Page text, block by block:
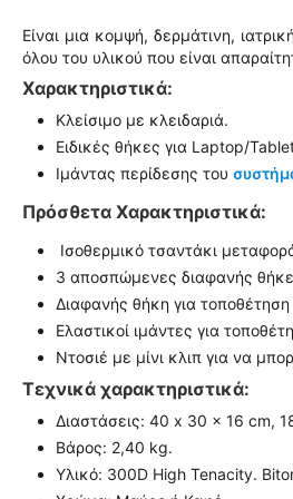
Είναι μια κομψή, δερμάτινη,
όλου του υλικού που είναι
Χαρακτηριστικά:
Κλείσιμο με κλειδαριά.
Ειδικές θήκες για Laptop/
Ιμάντας περίδεσης του
Πρόσθετα Χαρακτηριστικά:
Ισοθερμικό τσαντάκι
3 αποσπώμενες διαφανής
Διαφανής θήκη για
Ελαστικοί ιμάντες για
Ντοσιέ με μίνι κλιπ για να
Τεχνικά χαρακτηριστικά:
Διαστάσεις: 40 x 30 x 16 cm,
Βάρος: 2,40 kg.
Υλικό: 300D High Tenacity.